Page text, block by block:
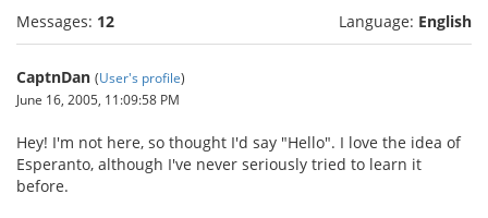
Messages: 12 Language: English
CaptnDan (User's profile)
June 16, 2005, 11:09:58 PM
Hey! I'm not here, so thought I'd say "Hello". I love the idea of
Esperanto, although I've never seriously tried to learn it
before.